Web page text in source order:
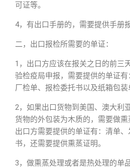
可证等。
4，有出口手册的，需要提供手册报
二，出口报检所需要的单证：
1，出口方应该在报关之日的前三
验检疫局申报，需要提供的单证有
厂检单、报检委托书以及纸箱包装
2，如果出口货物到美国、澳大利
货物的外包装为木质的，需要做
出口方需要提供的单证有：清单
书，还需要提供熏蒸证明。
3，做熏蒸处理或者是热处理的单